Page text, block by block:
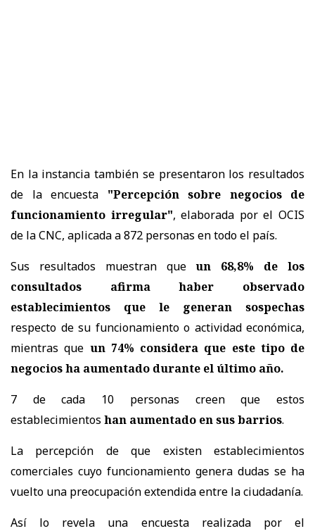
En la instancia también se presentaron los resultados
de la encuesta "Percepción sobre negocios de
funcionamiento irregular", elaborada por el OCIS
de la CNC, aplicada a 872 personas en todo el país.
Sus resultados muestran queun 68,8% de los
consultados afirma haber observado
establecimientos que le generan sospechas
respecto de su funcionamiento o actividad económica,
mientras que un 74% considera que este tipo de
negocios ha aumentado durante el último año.
7 de cada 10 personas creen que estos
establecimientos han aumentado en sus barrios.
La percepción de que existen establecimientos
comerciales cuyo funcionamiento genera dudas se ha
vuelto una preocupación extendida entre la ciudadanía.
Así lo revela una encuesta realizada por el